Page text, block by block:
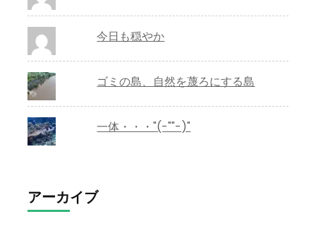
今日も穏やか
ゴミの島、自然を蔑ろにする島
一体・・・"(-""-)"
アーカイブ